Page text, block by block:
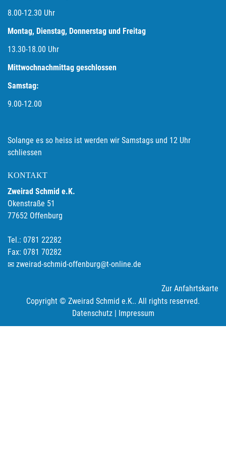
8.00-12.30 Uhr
Montag, Dienstag, Donnerstag und Freitag
13.30-18.00 Uhr
Mittwochnachmittag geschlossen
Samstag:
9.00-12.00
Solange es so heiss ist werden wir Samstags und 12 Uhr
schliessen
KONTAKT
Zweirad Schmid e.K.
Okenstraße 51
77652 Offenburg
Tel.: 0781 22282
Fax: 0781 70282
zweirad-schmid-offenburg@t-online.de
Zur Anfahrtskarte
Copyright © Zweirad Schmid e.K.. All rights reserved.
Datenschutz| Impressum